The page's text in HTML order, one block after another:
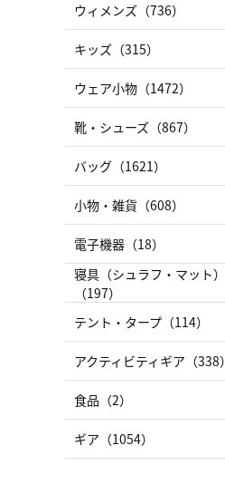
ウィメンズ（736）
キッズ（315）
ウェア小物（1472）
靴・シューズ（867）
バッグ（1621）
小物・雑貨（608）
電子機器（18）
寝具（シュラフ・マット）
（197）
テント・タープ（114）
アクティビティギア（338）
食品（2）
ギア（1054）